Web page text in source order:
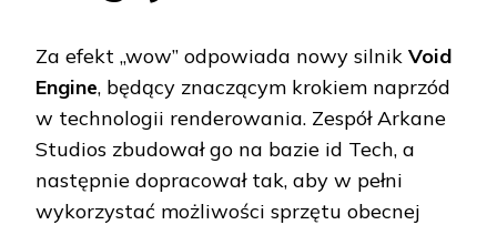
Za efekt „wow” odpowiada nowy silnik Void
Engine, będący znaczącym krokiem naprzód
w technologii renderowania. Zespół Arkane
Studios zbudował go na bazie id Tech, a
następnie dopracował tak, aby w pełni
wykorzystać możliwości sprzętu obecnej